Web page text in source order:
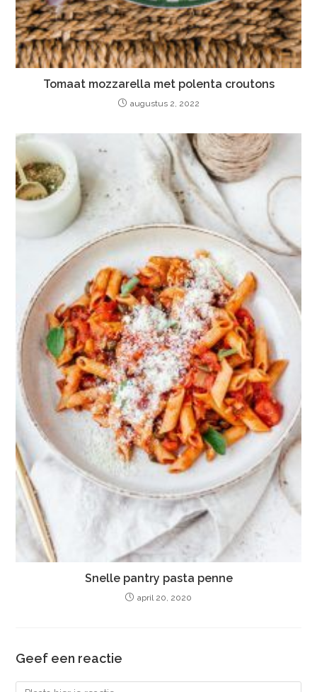
Tomaat mozzarella met polenta croutons
augustus 2, 2022
Snelle pantry pasta penne
april 20, 2020
Geef een reactie